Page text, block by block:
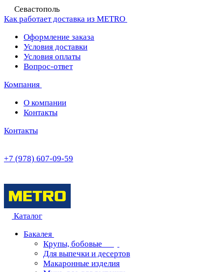
Севастополь
Как работает доставка из METRO
Оформление заказа
Условия доставки
Условия оплаты
Вопрос-ответ
Компания
О компании
Контакты
Контакты
+7 (978) 607-09-59
Каталог
Бакалея
Крупы, бобовые
Для выпечки и десертов
Макаронные изделия